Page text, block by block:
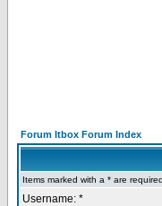
Forum Itbox Forum Index
Items marked with a * are
Username: *